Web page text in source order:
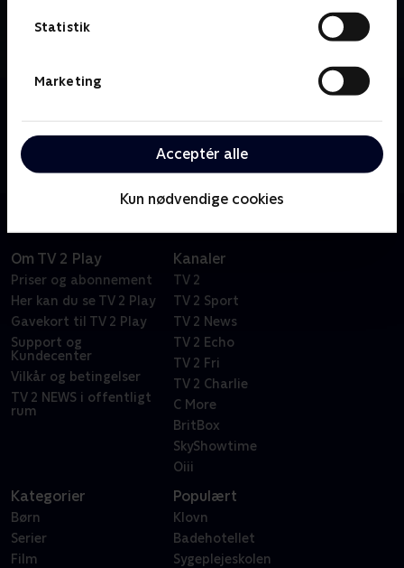
Statistik
Marketing
Acceptér alle
Kun nødvendige cookies
atleter kaster sig ned ad de stejle pister i styrtløbs
kategorien ved vinter-OL i Milano Cortina.
Om TV 2 Play
Priser og abonnement
Her kan du se TV 2 Play
Gavekort til TV 2 Play
Support og
Kundecenter
Vilkår og betingelser
TV 2 NEWS i offentligt
rum
Kanaler
TV 2
TV 2 Sport
TV 2 News
TV 2 Echo
TV 2 Fri
TV 2 Charlie
C More
BritBox
SkyShowtime
Oiii
Kategorier
Børn
Serier
Film
Populært
Klovn
Badehotellet
Sygeplejeskolen